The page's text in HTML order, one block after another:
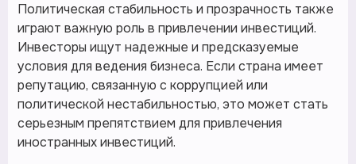
Политическая стабильность и прозрачность также
играют важную роль в привлечении инвестиций.
Инвесторы ищут надежные и предсказуемые
условия для ведения бизнеса. Если страна имеет
репутацию, связанную с коррупцией или
политической нестабильностью, это может стать
серьезным препятствием для привлечения
иностранных инвестиций.